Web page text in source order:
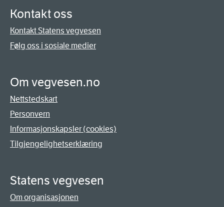
Kontakt oss
Kontakt Statens vegvesen
Følg oss i sosiale medier
Om vegvesen.no
Nettstedskart
Personvern
Informasjonskapsler (cookies)
Tilgjengelighetserklæring
Statens vegvesen
Om organisasjonen